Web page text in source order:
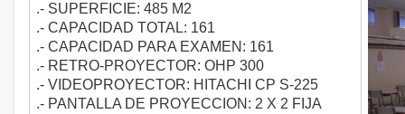
.- SUPERFICIE: 485 M2
.- CAPACIDAD TOTAL: 161
.- CAPACIDAD PARA EXAMEN: 161
.- RETRO-PROYECTOR: OHP 300
.- VIDEOPROYECTOR: HITACHI CP S-225
.- PANTALLA DE PROYECCION: 2 X 2 FIJA